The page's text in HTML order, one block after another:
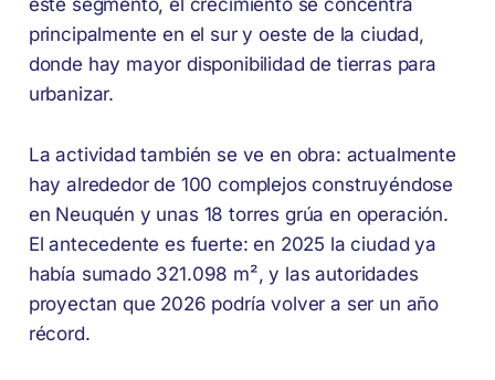
este segmento, el crecimiento se concentra
principalmente en el sur y oeste de la ciudad,
donde hay mayor disponibilidad de tierras para
urbanizar.
La actividad también se ve en obra: actualmente
hay alrededor de 100 complejos construyéndose
en Neuquén y unas 18 torres grúa en operación.
El antecedente es fuerte: en 2025 la ciudad ya
había sumado 321.098 m², y las autoridades
proyectan que 2026 podría volver a ser un año
récord.